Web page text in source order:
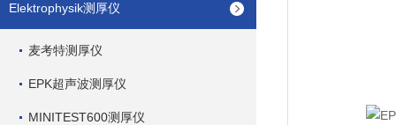
Elektrophysik测厚仪
麦考特测厚仪
EPK超声波测厚仪
MINITEST600测厚仪